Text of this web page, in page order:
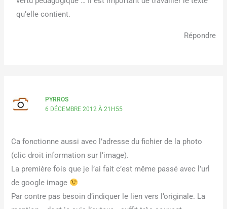
qu’elle contient.
Répondre
PYRROS
6 DÉCEMBRE 2012 À 21H55
Ca fonctionne aussi avec l’adresse du fichier de la photo
(clic droit information sur l’image).
La première fois que je l’ai fait c’est même passé avec l’url
de google image
Par contre pas besoin d’indiquer le lien vers l’originale. La